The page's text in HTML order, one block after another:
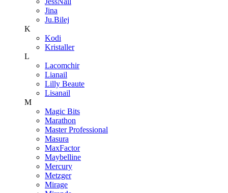
Jina
Ju.Bilej
K
Kodi
Kristaller
L
Lacomchir
Lianail
Lilly Beaute
Lisanail
M
Magic Bits
Marathon
Master Professional
Masura
MaxFactor
Maybelline
Mercury
Metzger
Mirage